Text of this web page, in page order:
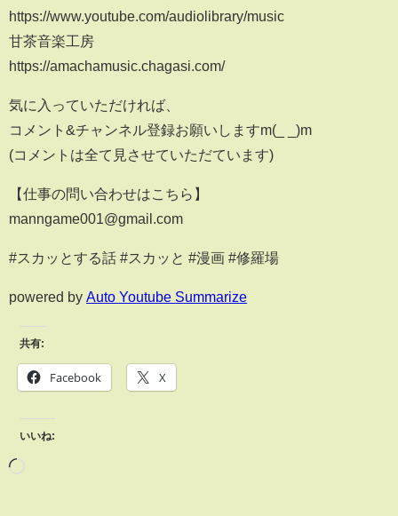
https://www.youtube.com/audiolibrary/music
甘茶音楽工房
https://amachamusic.chagasi.com/
気に入っていただければ、
コメント&チャンネル登録お願いしますm(_ _)m
(コメントは全て見させていただています)
【仕事の問い合わせはこちら】
manngame001@gmail.com
#スカッとする話 #スカッと #漫画 #修羅場
powered by Auto Youtube Summarize
共有:
Facebook X
いいね: